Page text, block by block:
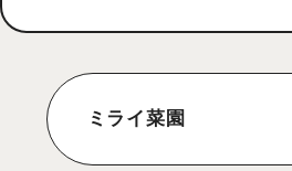
ミライ菜園